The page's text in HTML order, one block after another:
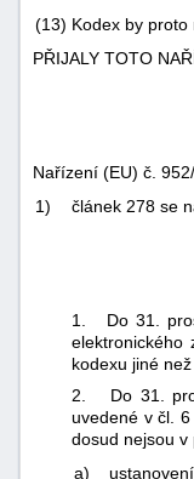
(13) Kodex by proto
PŘIJALY TOTO
Nařízení (EU) č.
1)
článek 278 se
1. Do 31.
elektronického
kodexu jiné
2. Do 31.
uvedené v čl.
dosud nejsou v
a)